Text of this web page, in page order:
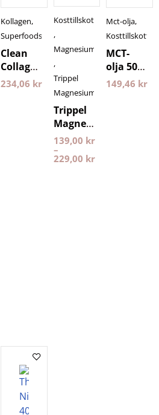
Kollagen,
Superfoods
Clean
Collagen
500
Nyttoteket
234,06 kr
Kosttillskott
,
Magnesium
,
Trippel
Magnesium
Trippel
Magnesium
Pureness
139,00 kr
–
229,00 kr
Mct-olja,
Kosttillskott
MCT-
olja 500
ml
149,46 kr